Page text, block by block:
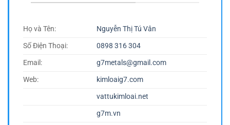
Họ và Tên:
Nguyễn Thị Tú Vân
Số Điện Thoại:
0898 316 304
Email:
g7metals@gmail.com
Web:
kimloaig7.com
vattukimloai.net
g7m.vn